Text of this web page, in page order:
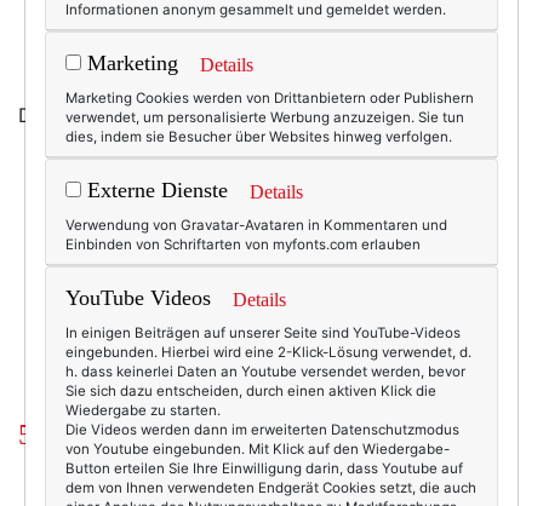
Danke,Berlinessa!:-)
7823
5
Beauty & Fashion
27.12.2010
kate spade,textertasche
5 Kommentare
Christa Goede
Informationen anonym gesammelt und gemeldet werden.
Marketing Details
Marketing Cookies werden von Drittanbietern oder Publishern
verwendet, um personalisierte Werbung anzuzeigen. Sie tun
dies, indem sie Besucher über Websites hinweg verfolgen.
Externe Dienste Details
Verwendung von Gravatar-Avataren in Kommentaren und
Einbinden von Schriftarten von myfonts.com erlauben
YouTube Videos Details
In einigen Beiträgen auf unserer Seite sind YouTube-Videos
eingebunden. Hierbei wird eine 2-Klick-Lösung verwendet, d.
h. dass keinerlei Daten an Youtube versendet werden, bevor
Sie sich dazu entscheiden, durch einen aktiven Klick die
Wiedergabe zu starten.
Die Videos werden dann im erweiterten Datenschutzmodus
von Youtube eingebunden. Mit Klick auf den Wiedergabe-
Button erteilen Sie Ihre Einwilligung darin, dass Youtube auf
dem von Ihnen verwendeten Endgerät Cookies setzt, die auch